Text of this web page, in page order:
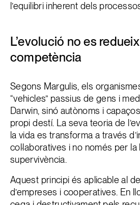
l’equilibri inherent dels
L’evolució no es
competència
Segons Margulis, els
“vehicles” passius de gens i
Darwin, sinó autònoms i
propi destí. La seva teoria de
la vida es transforma a través
col·laboratives i no només per la
supervivència.
Aquest principi és aplicable al
d’empreses i cooperatives. En